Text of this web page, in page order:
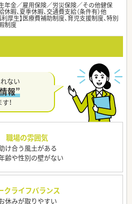
年金／雇用保険／労災保険／その他健保
休暇、夏季休暇、交通費支給（条件有）他
利厚生】医療費補助制度、育児支援制度、特別
制度
ない
報”
！
職場の雰囲気
け合う風土がある
齢や性別の壁がない
クライフバランス
休みが取りやすい